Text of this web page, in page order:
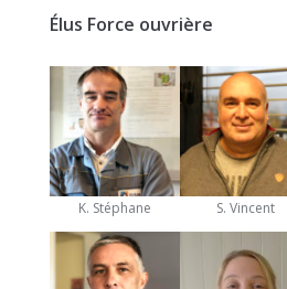
Élus Force ouvrière
K. Stéphane S. Vincent